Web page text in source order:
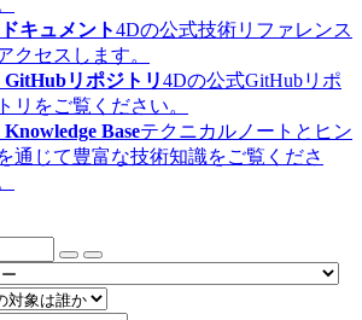
キュメント4Dの公式技術リファレンス
クセスします。
GitHubリポジトリ4Dの公式GitHubリポ
リをご覧ください。
Knowledge Baseテクニカルノートとヒン
通じて豊富な技術知識をご覧くださ